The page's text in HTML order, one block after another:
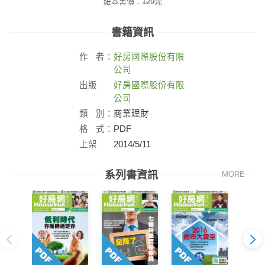
書籍資訊
作 者： 好房國際股份有限
公司
出版
好房國際股份有限
公司
類
別： 商業理財
格
式： PDF
上架
2014/5/11
系列書資訊 MORE